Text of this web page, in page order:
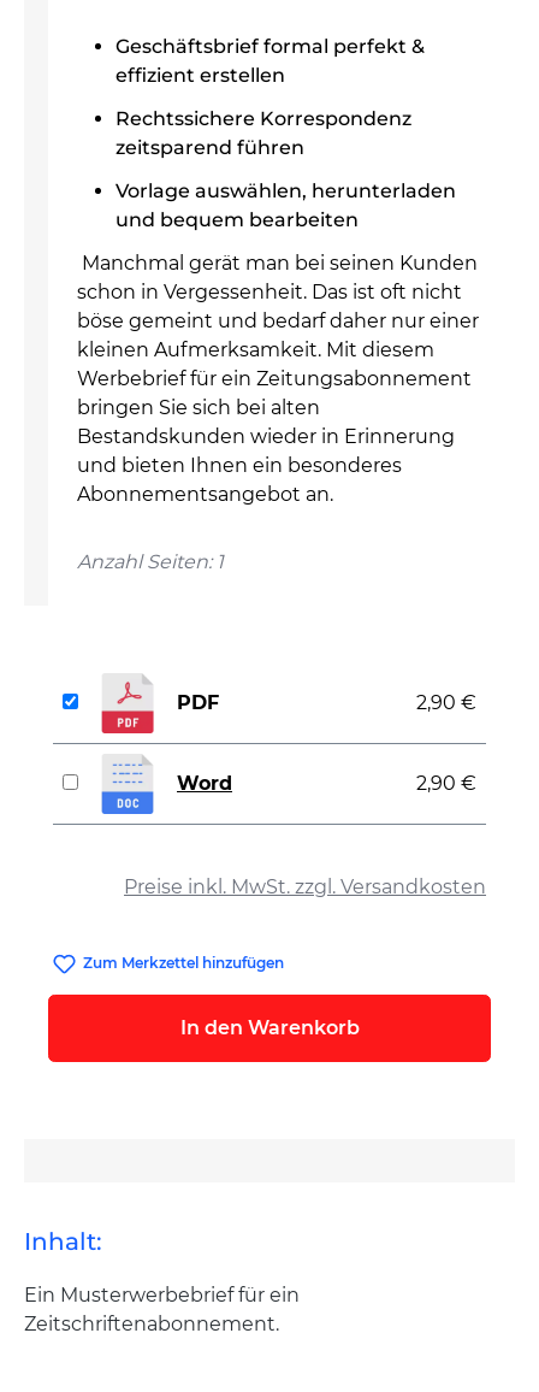
Geschäftsbrief formal perfekt &
effizient erstellen
Rechtssichere Korrespondenz
zeitsparend führen
Vorlage auswählen, herunterladen
und bequem bearbeiten
Manchmal gerät man bei seinen Kunden
schon in Vergessenheit. Das ist oft nicht
böse gemeint und bedarf daher nur einer
kleinen Aufmerksamkeit. Mit diesem
Werbebrief für ein Zeitungsabonnement
bringen Sie sich bei alten
Bestandskunden wieder in Erinnerung
und bieten Ihnen ein besonderes
Abonnementsangebot an.
Anzahl Seiten: 1
Preise inkl. MwSt. zzgl. Versandkosten
PDF 2,90 €
Word 2,90 €
Zum Merkzettel hinzufügen
In den Warenkorb
Inhalt:
Ein Musterwerbebrief für ein
Zeitschriftenabonnement.